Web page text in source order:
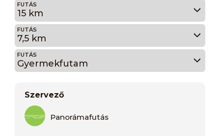
FUTÁS
15 km
FUTÁS
7,5 km
FUTÁS
Gyermekfutam
Szervező
Panorámafutás